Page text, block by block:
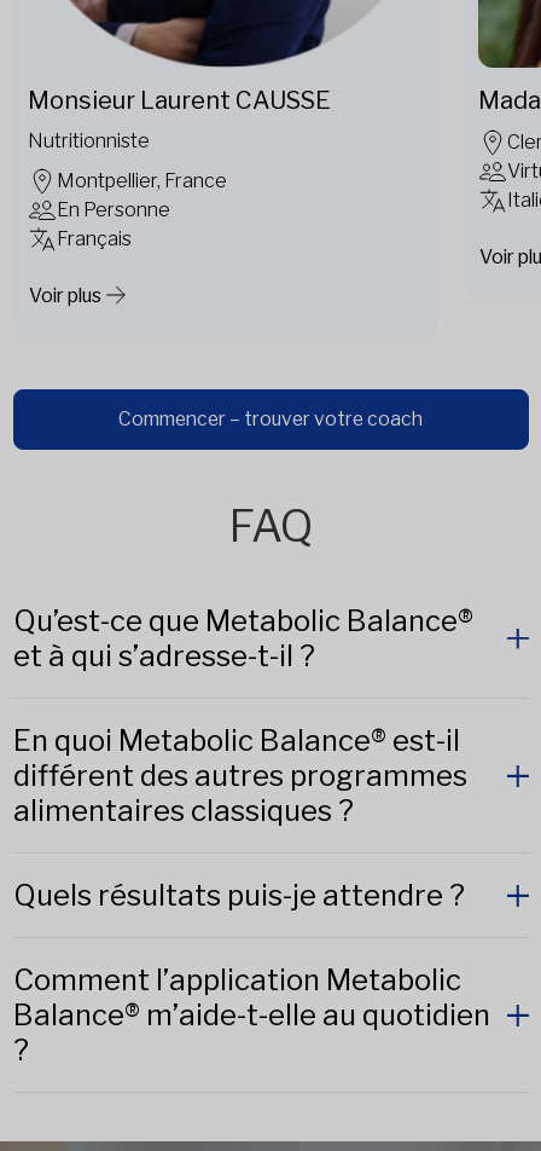
Monsieur Laurent CAUSSE
Nutritionniste
Montpellier, France
En Personne
Français
Voir plus
Voir
Commencer – trouver votre coach
FAQ
Qu’est-ce que Metabolic Balance®
et à qui s’adresse-t-il ?
En quoi Metabolic Balance® est-il
différent des autres programmes
alimentaires classiques ?
Quels résultats puis-je attendre ?
Comment l’application Metabolic
Balance® m’aide-t-elle au quotidien
?